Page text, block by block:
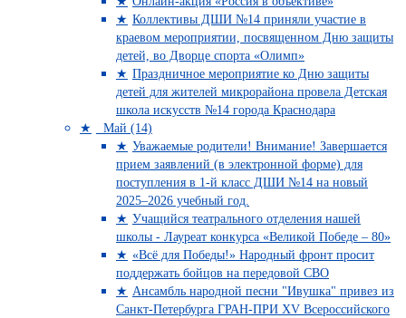
Коллективы ДШИ №14 приняли участие в
краевом мероприятии, посвященном Дню защиты
детей, во Дворце спорта «Олимп»
Праздничное мероприятие ко Дню защиты
детей для жителей микрорайона провела Детская
школа искусств №14 города Краснодара
Май (14)
Уважаемые родители! Внимание! Завершается
прием заявлений (в электронной форме) для
поступления в 1-й класс ДШИ №14 на новый
2025–2026 учебный год.
Учащийся театрального отделения нашей
школы - Лауреат конкурса «Великой Победе – 80»
«Всё для Победы!» Народный фронт просит
поддержать бойцов на передовой СВО
Ансамбль народной песни "Ивушка" привез из
Санкт-Петербурга ГРАН-ПРИ XV Всероссийского